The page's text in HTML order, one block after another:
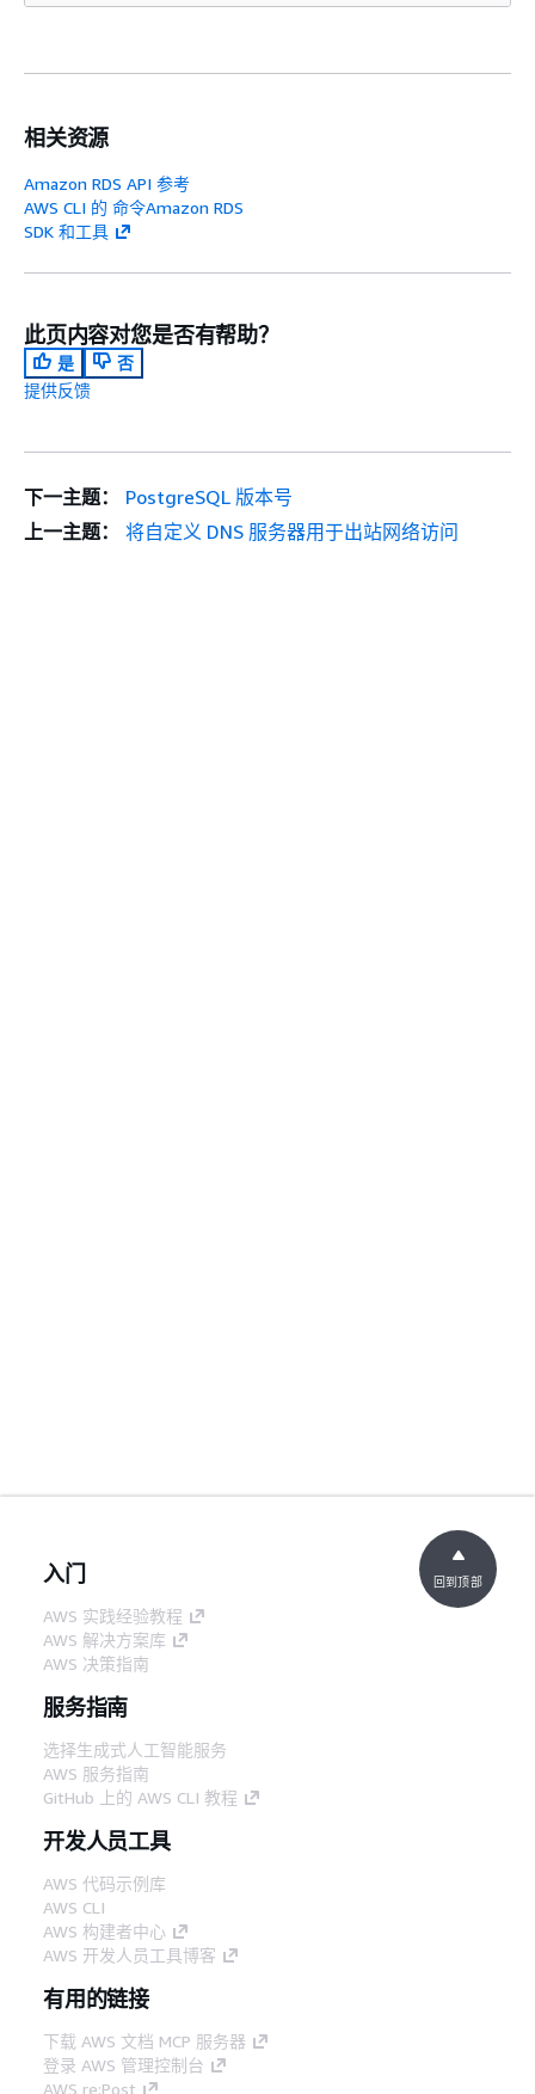
相关资源
Amazon RDS API 参考
AWS CLI 的 命令Amazon RDS
SDK 和工具
此页内容对您是否有帮助？
是
否
提供反馈
下一主题：
PostgreSQL 版本号
上一主题：
将自定义 DNS 服务器用于出站网络访问
入门
AWS 实践经验教程
AWS 解决方案库
AWS 决策指南
服务指南
选择生成式人工智能服务
AWS 服务指南
GitHub 上的 AWS CLI 教程
开发人员工具
AWS 代码示例库
AWS CLI
AWS 构建者中心
AWS 开发人员工具博客
有用的链接
下载 AWS 文档 MCP 服务器
登录 AWS 管理控制台
AWS re:Post
回到顶部